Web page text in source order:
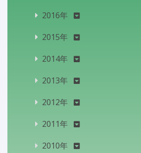
2016年
2015年
2014年
2013年
2012年
2011年
2010年